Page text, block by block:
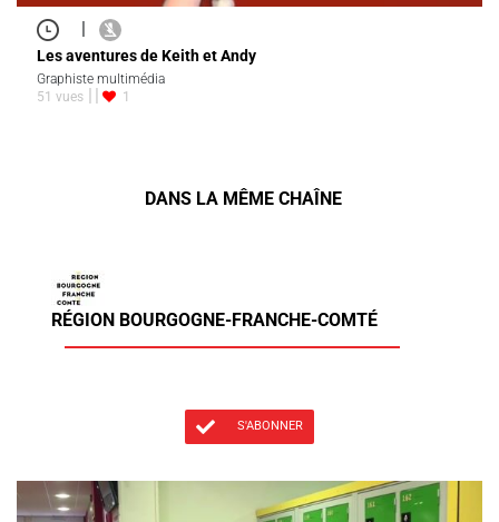
|
Les aventures de Keith et Andy
Graphiste multimédia
51 vues
1
DANS LA MÊME CHAÎNE
RÉGION BOURGOGNE-FRANCHE-COMTÉ
S'ABONNER